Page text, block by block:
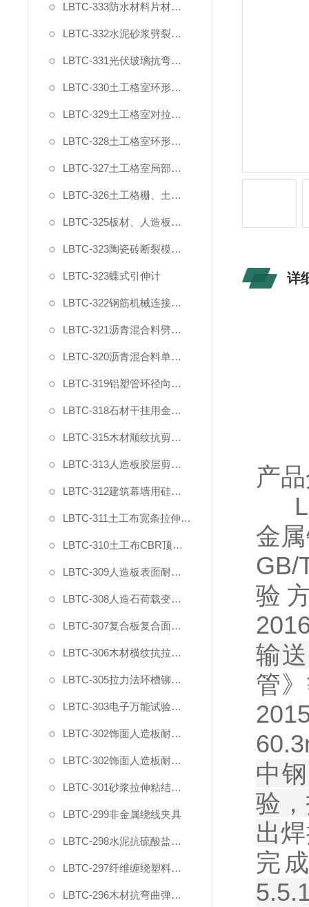
LBTC-333防水材料片材复合强度拉伸粘结夹具
LBTC-332水泥砂浆劈裂抗拉强度试验夹具
LBTC-331光伏玻璃抗弯曲试验夹具
LBTC-330土工格室环形插件节点剥离力夹具
LBTC-329土工格室对拉强度夹具
LBTC-328土工格室环形插件拉拔力夹具
LBTC-327土工格室局部过载夹具
LBTC-326土工格栅、土工布宽条拉伸试验夹具（普钢）
LBTC-325板材、人造板家具封边条90度剥离夹具
LBTC-323陶瓷砖断裂模数和破坏强度夹具
LBTC-323蝶式引伸计
LBTC-322钢筋机械连接残余变形测量仪
LBTC-321沥青混合料劈裂夹具
LBTC-320沥青混合料单轴压缩夹具
LBTC-319铝塑管环径向拉力夹具
LBTC-318石材干挂用金属挂件拉拔强度试验夹具
LBTC-315木材顺纹抗剪强度测试夹具
LBTC-313人造板胶层剪切强度夹具
LBTC-312建筑幕墙用硅酮结构密封胶剪切强度夹具
LBTC-311土工布宽条拉伸试验专用引伸计
LBTC-310土工布CBR顶破强力夹具
LBTC-309人造板表面耐冷热循环性能测定
LBTC-308人造石荷载变形试验夹具
LBTC-307复合板复合面剪切强度试验夹具
LBTC-306木材横纹抗拉强度试验夹具
LBTC-305拉力法环槽铆钉连接副拉脱试验夹具
LBTC-303电子万能试验机薄膜气动夹具
LBTC-302饰面人造板耐开裂钻孔夹具
LBTC-302饰面人造板耐开裂固定夹具
LBTC-301砂浆拉伸粘结强度用下夹具
LBTC-299非金属绕线夹具
LBTC-298水泥抗硫酸盐侵蚀抗折夹具
LBTC-297纤维缠绕塑料环形试样拉力盘装置
LBTC-296木材抗弯曲弹性模量强度试验夹具
详
产
金
GB/
验
输
管
中
验
出
完